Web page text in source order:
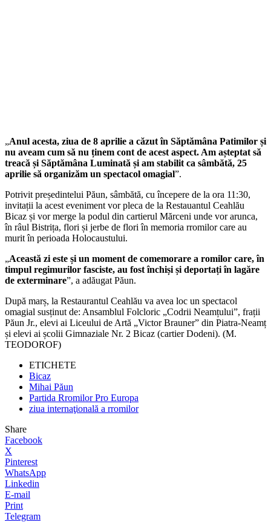
„Anul acesta, ziua de 8 aprilie a căzut în Săptămâna Patimilor și
nu aveam cum să nu ținem cont de acest aspect. Am așteptat să
treacă și Săptămâna Luminată și am stabilit ca sâmbătă, 25
aprilie să organizăm un spectacol omagial”.
Potrivit președintelui Păun, sâmbătă, cu începere de la ora 11:30,
invitații la acest eveniment vor pleca de la Restauantul Ceahlău
Bicaz și vor merge la podul din cartierul Mărceni unde vor arunca,
în râul Bistrița, flori și jerbe de flori în memoria rromilor care au
murit în perioada Holocaustului.
„Această zi este și un moment de comemorare a romilor care, în
timpul regimurilor fasciste, au fost închiși și deportați în lagăre
de exterminare”, a adăugat Păun.
După marș, la Restaurantul Ceahlău va avea loc un spectacol
omagial susținut de: Ansamblul Folcloric „Codrii Neamțului”, frații
Păun Jr., elevi ai Liceului de Artă „Victor Brauner” din Piatra-Neamț
și elevi ai școlii Gimnaziale Nr. 2 Bicaz (cartier Dodeni). (M.
TEODOROF)
ETICHETE
Bicaz
Mihai Păun
Partida Rromilor Pro Europa
ziua internaţională a rromilor
Share
Facebook
X
Pinterest
WhatsApp
Linkedin
E-mail
Print
Telegram